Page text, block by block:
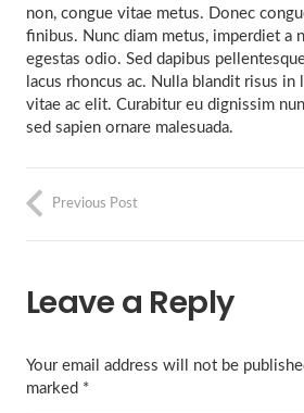
non, congue vitae metus. Donec
finibus. Nunc diam metus, imperdiet a
egestas odio. Sed dapibus
lacus rhoncus ac. Nulla blandit risus
vitae ac elit. Curabitur eu dignissim
sed sapien ornare malesuada.
Previous Post
Leave a Reply
Your email address will not be
marked *